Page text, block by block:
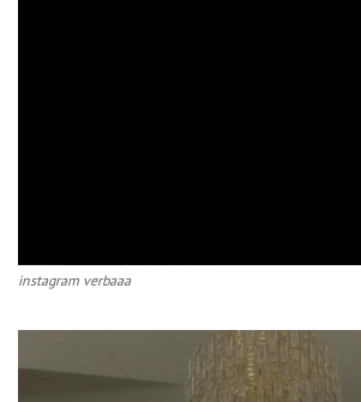
instagram verbaaa